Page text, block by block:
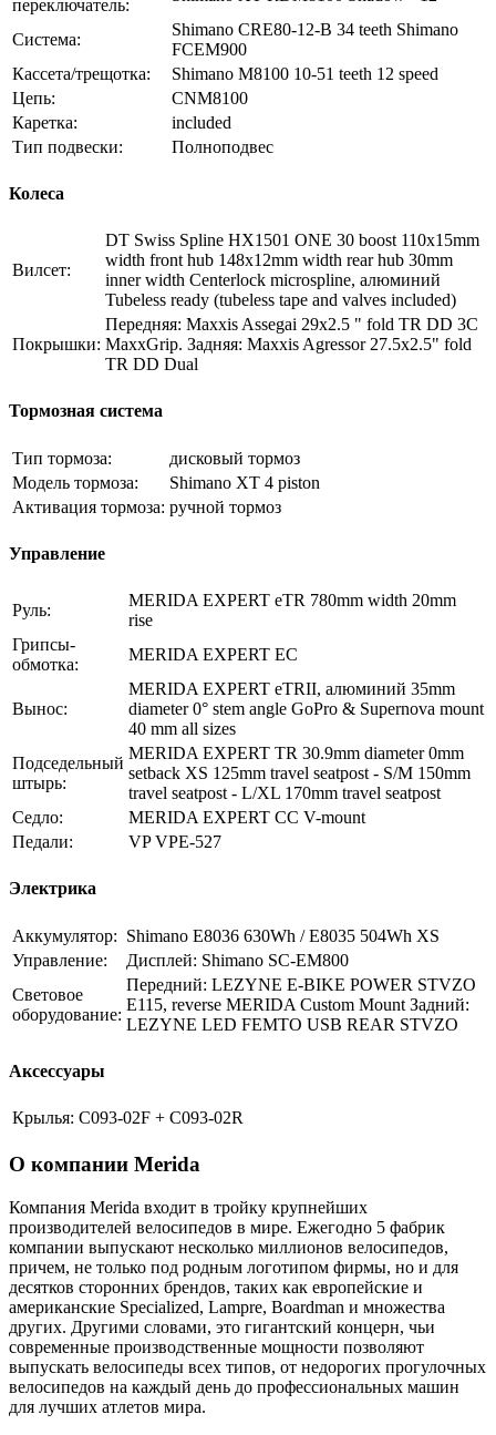
переключатель:
Система:
Shimano CRE80-12-B 34 teeth Shimano
FCEM900
Кассета/трещотка:
Shimano M8100 10-51 teeth 12 speed
Цепь:
CNM8100
Каретка:
included
Тип подвески:
Полноподвес
Колеса
Вилсет:
DT Swiss Spline HX1501 ONE 30 boost 110x15mm
width front hub 148x12mm width rear hub 30mm
inner width Centerlock microspline, алюминий
Tubeless ready (tubeless tape and valves included)
Покрышки:
Передняя: Maxxis Assegai 29x2.5 " fold TR DD 3C
MaxxGrip. Задняя: Maxxis Agressor 27.5x2.5" fold
TR DD Dual
Тормозная система
Тип тормоза:
дисковый тормоз
Модель тормоза:
Shimano XT 4 piston
Активация тормоза: ручной тормоз
Управление
Руль:
MERIDA EXPERT eTR 780mm width 20mm
rise
Грипсы-
обмотка:
MERIDA EXPERT EC
Вынос:
MERIDA EXPERT eTRII, алюминий 35mm
diameter 0° stem angle GoPro & Supernova mount
40 mm all sizes
Подседельный
штырь:
MERIDA EXPERT TR 30.9mm diameter 0mm
setback XS 125mm travel seatpost - S/M 150mm
travel seatpost - L/XL 170mm travel seatpost
Седло:
MERIDA EXPERT CC V-mount
Педали:
VP VPE-527
Электрика
Аккумулятор: Shimano E8036 630Wh / E8035 504Wh XS
Управление:
Дисплей: Shimano SC-EM800
Световое
оборудование:
Передний: LEZYNE E-BIKE POWER STVZO
E115, reverse MERIDA Custom Mount Задний:
LEZYNE LED FEMTO USB REAR STVZO
Аксессуары
Крылья: C093-02F + C093-02R
О компании Merida
Компания Merida входит в тройку крупнейших
производителей велосипедов в мире. Ежегодно 5 фабрик
компании выпускают несколько миллионов велосипедов,
причем, не только под родным логотипом фирмы, но и для
десятков сторонних брендов, таких как европейские и
американские Specialized, Lampre, Boardman и множества
других. Другими словами, это гигантский концерн, чьи
современные производственные мощности позволяют
выпускать велосипеды всех типов, от недорогих прогулочных
велосипедов на каждый день до профессиональных машин
для лучших атлетов мира.